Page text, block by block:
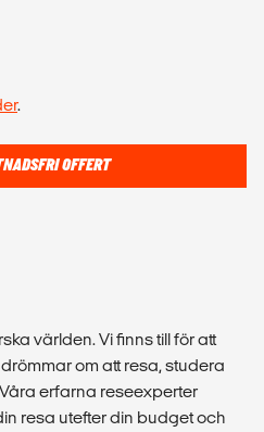
.
OFFERT
världen. Vi finns till för att
om att resa, studera
erfarna reseexperter
resa utefter din budget och